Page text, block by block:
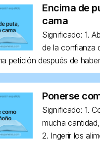
Encima de
cama
Significado: 1.
de la confianza
petición después de
Ponerse
Significado: 1.
mucha
2. Ingerir los